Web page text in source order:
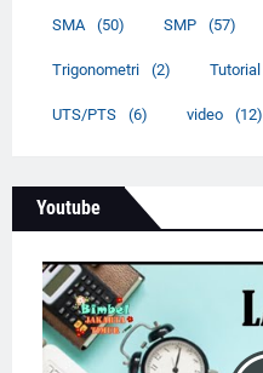
SMA (50) SMP (57)
Trigonometri (2) Tutorial
UTS/PTS (6) video (12)
Youtube